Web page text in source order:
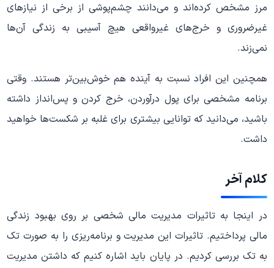
مرز مشخص کرده‌اند و می‌دانند چشم‌پوشی از برخی از نیازهای
غیرضروری و خرج‌های غیرواقعی هیچ آسیبی به زندگی آن‌ها
نمی‌زند.
همچنین این افراد نسبت به آینده هم خوش‌بین‌تر هستند. وقتی
برنامه مشخصی برای پول درآوردن، خرج کردن و پس‌انداز داشته
باشید، می‌دانید که توانایی بیشتری برای غلبه بر شکست‌ها خواهید
داشت.
کلام آخر
در اینجا به تاثیرات مدیریت مالی شخصی بر روی بهبود زندگی
مالی پرداختیم. تاثیرات این مدیریت و برنامه‌ریزی را به صورت تک
به تک بررسی کردیم. در پایان باید اشاره کنیم که داشتن مدیریت